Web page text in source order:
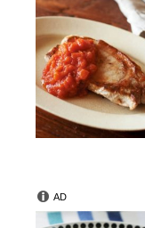
AD